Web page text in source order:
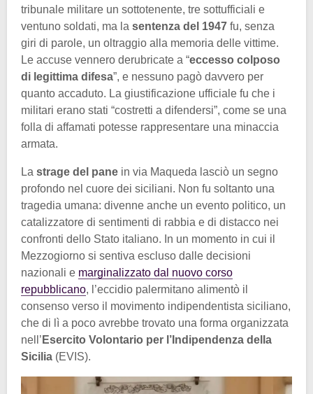
tribunale militare un sottotenente, tre sottufficiali e
ventuno soldati, ma la sentenza del 1947 fu, senza
giri di parole, un oltraggio alla memoria delle vittime.
Le accuse vennero derubricate a “eccesso colposo
di legittima difesa”, e nessuno pagò davvero per
quanto accaduto. La giustificazione ufficiale fu che i
militari erano stati “costretti a difendersi”, come se una
folla di affamati potesse rappresentare una minaccia
armata.
La strage del pane in via Maqueda lasciò un segno
profondo nel cuore dei siciliani. Non fu soltanto una
tragedia umana: divenne anche un evento politico, un
catalizzatore di sentimenti di rabbia e di distacco nei
confronti dello Stato italiano. In un momento in cui il
Mezzogiorno si sentiva escluso dalle decisioni
nazionali e marginalizzato dal nuovo corso
repubblicano, l’eccidio palermitano alimentò il
consenso verso il movimento indipendentista siciliano,
che di lì a poco avrebbe trovato una forma organizzata
nell’ Esercito Volontario per l’Indipendenza della
Sicilia (EVIS).